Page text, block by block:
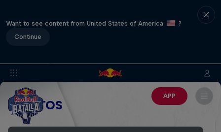
Want to see content from United States of America
?
Continue
APP
EVENTOS